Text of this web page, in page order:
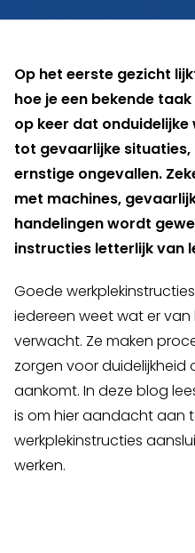
Op het eerste gezicht
hoe je een bekende
op keer dat
tot gevaarlijke situaties,
ernstige ongevallen.
met machines,
handelingen wordt
instructies letterlijk van
Goede
iedereen weet wat er
verwacht. Ze maken
zorgen voor
aankomt. In deze blog
is om hier aandacht aan
werkplekinstructies
werken.